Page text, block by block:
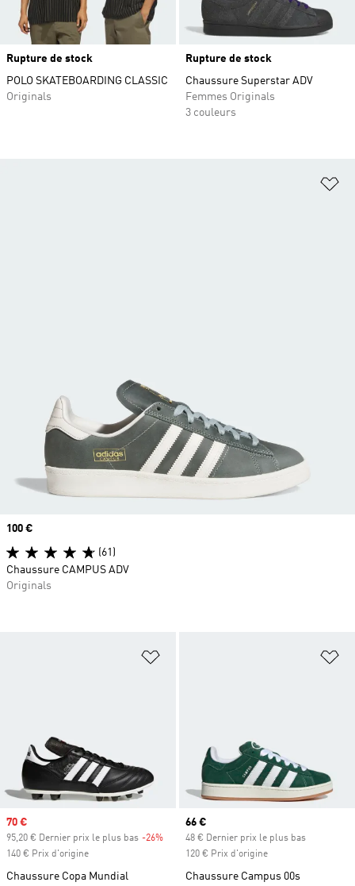
Rupture de stock
POLO SKATEBOARDING CLASSIC
Originals
Rupture de stock
Chaussure Superstar ADV
Femmes Originals
3 couleurs
Ajouter à la Liste de produits
Prix soldé
70 €
95,20 € Dernier prix le plus bas -26% Rabais
140 € Prix d'origine
Chaussure Copa Mundial
Prix actuel
66 €
48 € Dernier prix le plus bas
120 € Prix d'origine
Chaussure Campus 00s
Prix
100 €
(61)
Chaussure CAMPUS ADV
Originals